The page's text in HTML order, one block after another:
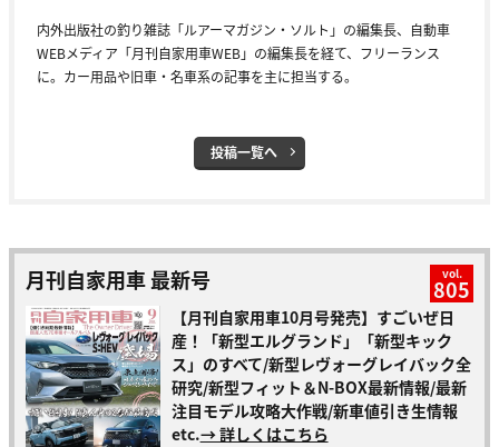
内外出版社の釣り雑誌「ルアーマガジン・ソルト」の編集長、自動車
WEBメディア「月刊自家用車WEB」の編集長を経て、フリーランス
に。カー用品や旧車・名車系の記事を主に担当する。
投稿一覧へ
月刊自家用車 最新号 vol.
805
【月刊自家用車10月号発売】すごいぜ日
産！「新型エルグランド」「新型キック
ス」のすべて/新型レヴォーグレイバック全
研究/新型フィット＆N-BOX最新情報/最新
注目モデル攻略大作戦/新車値引き生情報
etc.→ 詳しくはこちら